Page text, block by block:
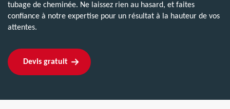
tubage de cheminée. Ne laissez rien au hasard, et faites
confiance à notre expertise pour un résultat à la hauteur de vos
attentes.
Devis gratuit